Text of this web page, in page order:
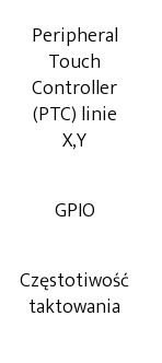
Peripheral
Touch
Controller
(PTC) linie
X,Y
GPIO
Częstotiwość
taktowania